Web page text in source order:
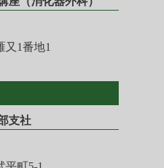
又1番地1
支社